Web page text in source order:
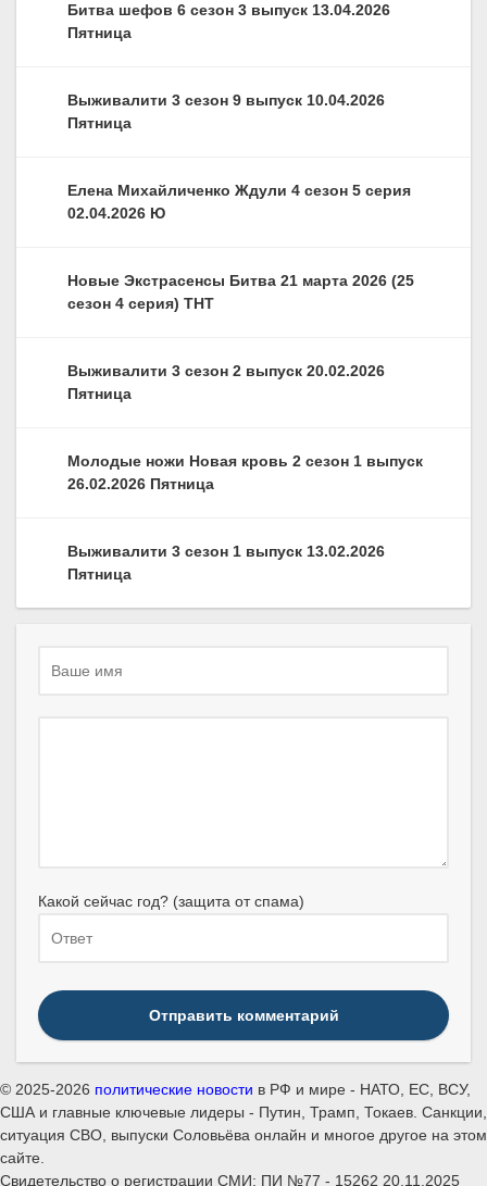
Битва шефов 6 сезон 3 выпуск 13.04.2026
Пятница
Выживалити 3 сезон 9 выпуск 10.04.2026
Пятница
Елена Михайличенко Ждули 4 сезон 5 серия
02.04.2026 Ю
Новые Экстрасенсы Битва 21 марта 2026 (25
сезон 4 серия) ТНТ
Выживалити 3 сезон 2 выпуск 20.02.2026
Пятница
Молодые ножи Новая кровь 2 сезон 1 выпуск
26.02.2026 Пятница
Выживалити 3 сезон 1 выпуск 13.02.2026
Пятница
Какой сейчас год? (защита от спама)
Отправить комментарий
© 2025-2026 политические новости в РФ и мире - НАТО, ЕС, ВСУ,
США и главные ключевые лидеры - Путин, Трамп, Токаев. Санкции,
ситуация СВО, выпуски Соловьёва онлайн и многое другое на этом
сайте.
Свидетельство о регистрации СМИ: ПИ №77 - 15262 20.11.2025